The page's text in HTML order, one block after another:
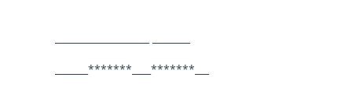
_______*******____*******___